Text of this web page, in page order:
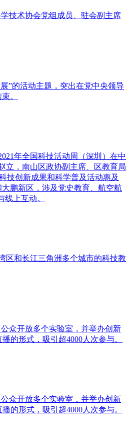
技术协会党组成员、驻会副主席
”的活动主题，突出在党中央领导
。
年全国科技活动周（深圳）在中
立，南山区政协副主席、区教育局
创新成果和科学普及活动惠及
鹏新区，涉及党史教育、航空航
上互动。
区和长江三角洲多个城市的科技教
众开放多个实验室，并举办创新
的形式，吸引超4000人次参与。
众开放多个实验室，并举办创新
的形式，吸引超4000人次参与。